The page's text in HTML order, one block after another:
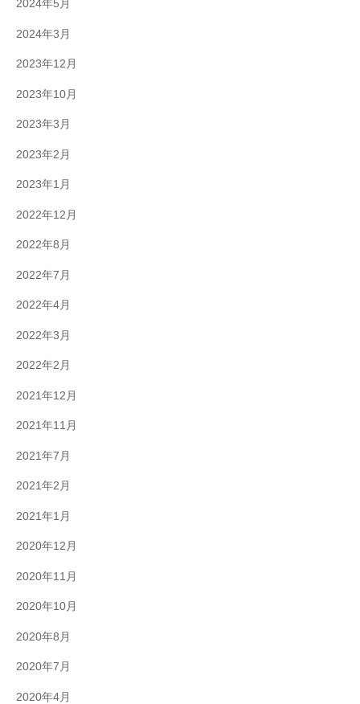
2024年5月
2024年3月
2023年12月
2023年10月
2023年3月
2023年2月
2023年1月
2022年12月
2022年8月
2022年7月
2022年4月
2022年3月
2022年2月
2021年12月
2021年11月
2021年7月
2021年2月
2021年1月
2020年12月
2020年11月
2020年10月
2020年8月
2020年7月
2020年4月